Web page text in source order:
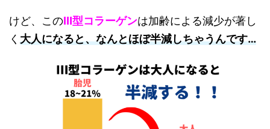
けど、このⅢ型コラーゲンは加齢による減少が著し
く 大人になると、なんとほぼ半減しちゃうんです…